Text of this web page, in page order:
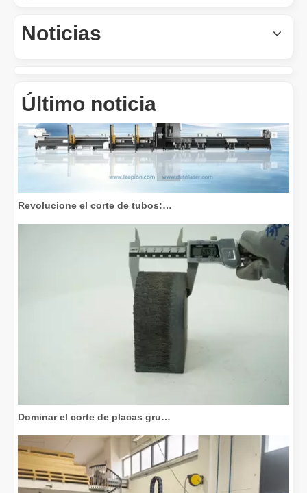
Noticias
Último noticia
Revolucione el corte de tubos: cómo las máquinas cortadoras de tubos por láser transforman la fabricación
Dominar el corte de placas gruesas: cómo las máquinas de corte por láser de fibra revolucionan la fabricación